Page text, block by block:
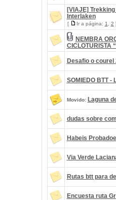
[VIAJE]
Interlaken
[ Ir a página: 1 2 ]
NEMBRA
CICLOTURISTA
Desafio o courel
SOMIEDO BTT -
Movido: Laguna
dudas sobre
Habeis
Via Verde
Rutas btt para
Encuesta ruta